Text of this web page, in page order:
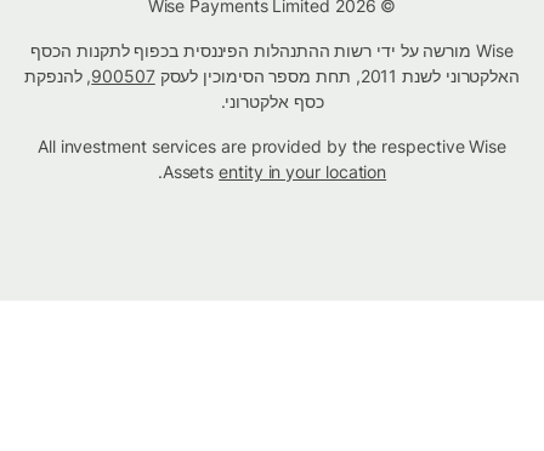
Wise מורשה על ידי רשות ההתנהלות הפיננסית בכפוף לתקנות הכסף
האלקטרוני לשנת 2011, תחת מספר הסימוכין לעסק
900507, להנפקת
כסף אלקטרוני.
All investment services are provided by the respective Wise
Assetsentity in your location
.